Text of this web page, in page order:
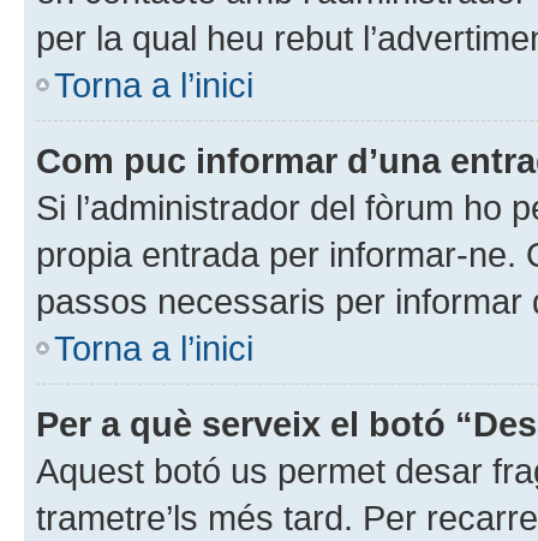
per la qual heu rebut
Torna a l’inici
Com puc informar d’una
Si l’administrador del fòrum ho
propia entrada per informar-ne.
passos necessaris per informar
Torna a l’inici
Per a què serveix el botó
Aquest botó us permet desar
trametre’ls més tard. Per